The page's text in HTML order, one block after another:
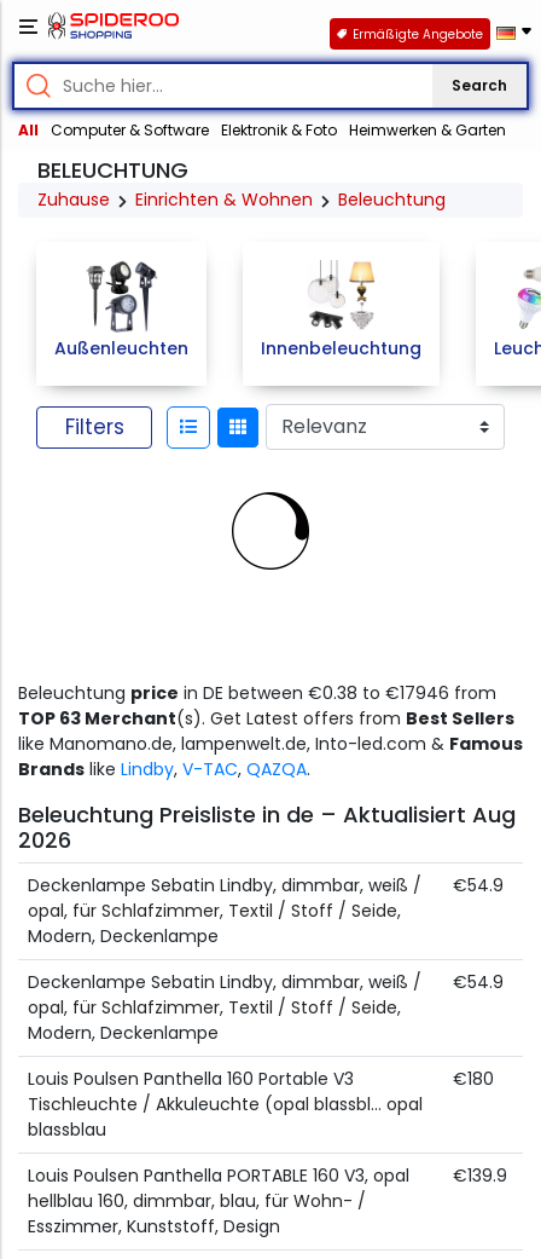
Search
All Computer & Software Elektronik & Foto Heimwerken & Garten
Ermäßigte Angebote
BELEUCHTUNG
Zuhause Einrichten & Wohnen Beleuchtung
Außenleuchten Innenbeleuchtung
Filters
Beleuchtung price in DE between €0.38 to €17946 from
TOP 63 Merchant(s). Get Latest offers from Best Sellers
like Manomano.de, lampenwelt.de, Into-led.com & Famous
Brands like Lindby, V-TAC, QAZQA.
Beleuchtung Preisliste in de – Aktualisiert Aug
2026
Deckenlampe Sebatin Lindby, dimmbar, weiß /
opal, für Schlafzimmer, Textil / Stoff / Seide,
Modern, Deckenlampe
€54.9
Deckenlampe Sebatin Lindby, dimmbar, weiß /
opal, für Schlafzimmer, Textil / Stoff / Seide,
Modern, Deckenlampe
€54.9
Louis Poulsen Panthella 160 Portable V3
Tischleuchte / Akkuleuchte (opal blassbl... opal
blassblau
€180
Louis Poulsen Panthella PORTABLE 160 V3, opal
hellblau 160, dimmbar, blau, für Wohn- /
Esszimmer, Kunststoff, Design
€139.9